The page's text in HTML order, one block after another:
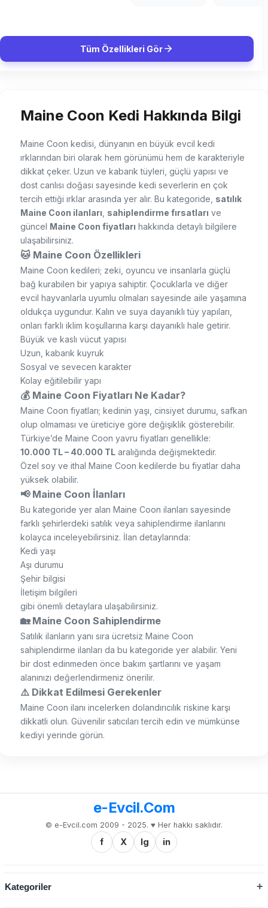
Tüm Özellikleri Gör
Maine Coon Kedi Hakkında Bilgi
Maine Coon kedisi, dünyanın en büyük evcil kedi
ırklarından biri olarak hem görünümü hem de karakteriyle
dikkat çeker. Uzun ve kabarık tüyleri, güçlü yapısı ve
dost canlısı doğası sayesinde kedi severlerin en çok
tercih ettiği ırklar arasında yer alır. Bu kategoride, satılık
Maine Coon ilanları sahiplendirme fırsatları ve
güncel Maine Coon fiyatları hakkında detaylı bilgilere
ulaşabilirsiniz.
🐱 Maine Coon Özellikleri
Maine Coon kedileri; zeki, oyuncu ve insanlarla güçlü
bağ kurabilen bir yapıya sahiptir. Çocuklarla ve diğer
evcil hayvanlarla uyumlu olmaları sayesinde aile yaşamına
oldukça uygundur. Kalın ve suya dayanıklı tüy yapıları,
onları farklı iklim koşullarına karşı dayanıklı hale getirir.
Büyük ve kaslı vücut yapısı
Uzun, kabarık kuyruk
Sosyal ve sevecen karakter
Kolay eğitilebilir yapı
💰 Maine Coon Fiyatları Ne Kadar?
Maine Coon fiyatları; kedinin yaşı, cinsiyet durumu, safkan
olup olmaması ve üreticiye göre değişiklik gösterebilir.
Türkiye’de Maine Coon yavru fiyatları genellikle:
10.000 TL – 40.000 TL aralığında değişmektedir.
Özel soy ve ithal Maine Coon kedilerde bu fiyatlar daha
yüksek olabilir.
📢 Maine Coon İlanları
Bu kategoride yer alan Maine Coon ilanları sayesinde
farklı şehirlerdeki satılık veya sahiplendirme ilanlarını
kolayca inceleyebilirsiniz. İlan detaylarında:
Kedi yaşı
Aşı durumu
Şehir bilgisi
İletişim bilgileri
gibi önemli detaylara ulaşabilirsiniz.
🏡 Maine Coon Sahiplendirme
Satılık ilanların yanı sıra ücretsiz Maine Coon
sahiplendirme ilanları da bu kategoride yer alabilir. Yeni
bir dost edinmeden önce bakım şartlarını ve yaşam
alanınızı değerlendirmeniz önerilir.
⚠️ Dikkat Edilmesi Gerekenler
Maine Coon ilanı incelerken dolandırıcılık riskine karşı
dikkatli olun. Güvenilir satıcıları tercih edin ve mümkünse
kediyi yerinde görün.
e-Evcil.Com
© e-Evcil.com 2009 - 2025. ♥️ Her hakkı saklıdır.
f X Ig in
Kategoriler